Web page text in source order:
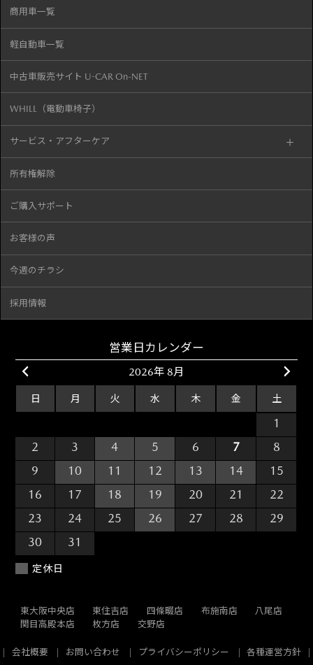
商用車一覧
軽自動車一覧
中古車販売サイト U-CAR On-NET
WHILL（電動車椅子）
サービス・アフターケア
所有権解除
ご購入サポート
お客様の声
今週のチラシ
採用情報
営業日カレンダー
2026年 8月
日 月 火 水 木 金 土
1
2
3 4 5 6 7
8
9
10 11 12 13 14
15
16
17 18 19 20 21
22
23
24 25 26 27 28
29
30
31
定休日
東大阪中央店 東住吉店 四條畷店 布施南店
八尾店
関目高殿本店
枚方店 交野店
会社概要 お問い合わせ プライバシーポリシー 各種運営方針